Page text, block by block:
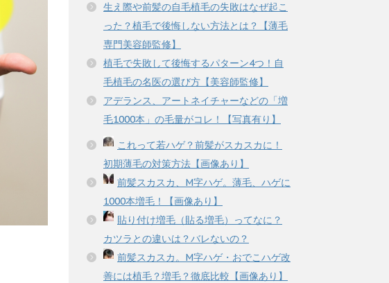
生え際や前髪の自毛植毛の失敗はなぜ起こ
った？植毛で後悔しない方法とは？【薄毛
専門美容師監修】
植毛で失敗して後悔するパターン4つ！自
毛植毛の名医の選び方【美容師監修】
アデランス、アートネイチャーなどの「増
毛1000本」の毛量がコレ！【写真有り】
これって若ハゲ？前髪がスカスカに！
初期薄毛の対策方法【画像あり】
前髪スカスカ、M字ハゲ。薄毛、ハゲに
1000本増毛！【画像あり】
貼り付け増毛（貼る増毛）ってなに？
カツラとの違いは？バレないの？
前髪スカスカ。M字ハゲ・おでこハゲ改
善には植毛？増毛？徹底比較【画像あり】